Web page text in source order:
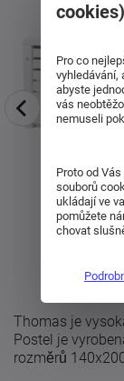
Thomas je
Postel je
rozměrů
cookies)
Pro co
vyhledávání,
abyste
vás
nemuseli
Proto od
souborů
ukládají ve
pomůžete
chovat